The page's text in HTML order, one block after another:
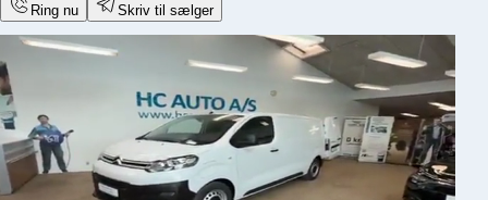
Ring nu Skriv til sælger